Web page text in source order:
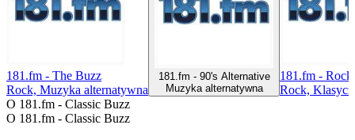
181.fm - The Buzz
Rock, Muzyka alternatywna
181.fm - 90's Alternative
Muzyka alternatywna
181.fm - Rock
Rock,
O 181.fm - Classic Buzz
O 181.fm - Classic Buzz